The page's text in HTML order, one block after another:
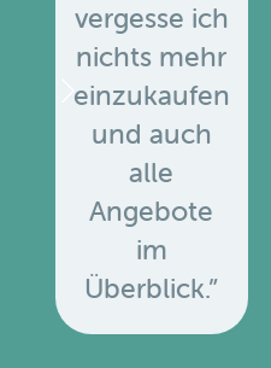
vergesse ich
nichts mehr
einzukaufen
und auch
alle
Angebote
im
Überblick.”